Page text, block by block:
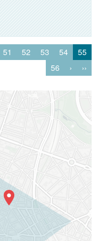
51 52 53 54
55
56
› ››